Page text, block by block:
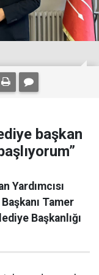
başkan
Yardımcısı
Tamer
Başkanlığı